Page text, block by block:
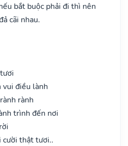
bắt buộc phải đi thì nên
cãi nhau.
điều lành
rành
trình đến nơi
cười thật tươi..